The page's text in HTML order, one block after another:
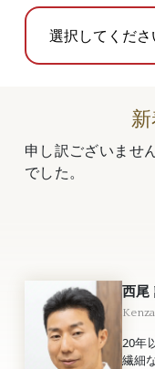
申し訳ございませ
でした。
西尾
20年
繊細